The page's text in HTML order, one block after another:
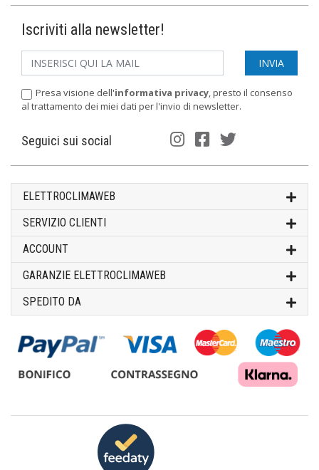
Iscriviti alla newsletter!
Presa visione dell'informativa privacy, presto il consenso
al trattamento dei miei dati per l'invio di newsletter.
Seguici sui social
ELETTROCLIMAWEB
SERVIZIO CLIENTI
ACCOUNT
GARANZIE ELETTROCLIMAWEB
SPEDITO DA